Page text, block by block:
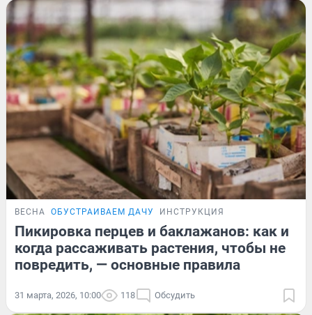
ВЕСНА ОБУСТРАИВАЕМ ДАЧУ ИНСТРУКЦИЯ
Пикировка перцев и баклажанов: как и
когда рассаживать растения, чтобы не
повредить, — основные правила
31 марта, 2026, 10:00 118 Обсудить